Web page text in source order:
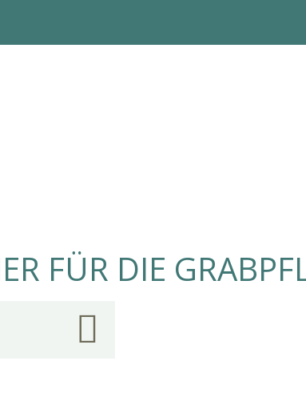
FÜR DIE